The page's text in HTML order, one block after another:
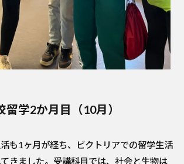
留学2か月目（10月）
も1ヶ月が経ち、ビクトリアでの留学生活
きました。受講科目では、社会と生物は